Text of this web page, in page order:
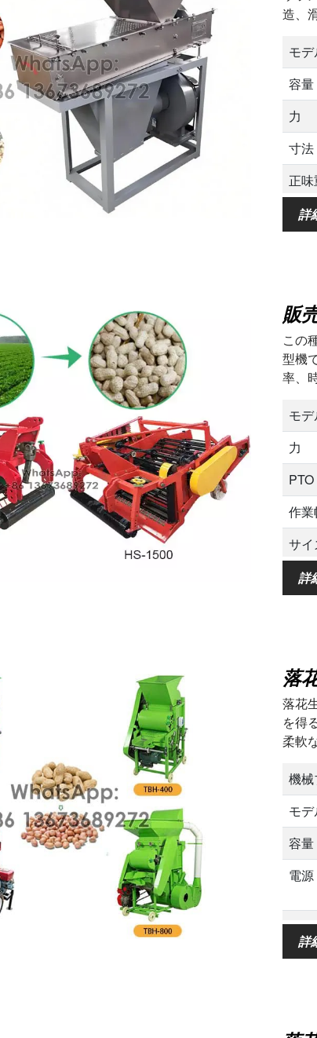
造、
モ
容量
力
寸法
正
総
詳
販
この
型機
率、
モ
力
PTO
作業
サイ
重さ
詳
落
落花
を得
柔軟
機械
モ
容量
電源
利点
サ
詳